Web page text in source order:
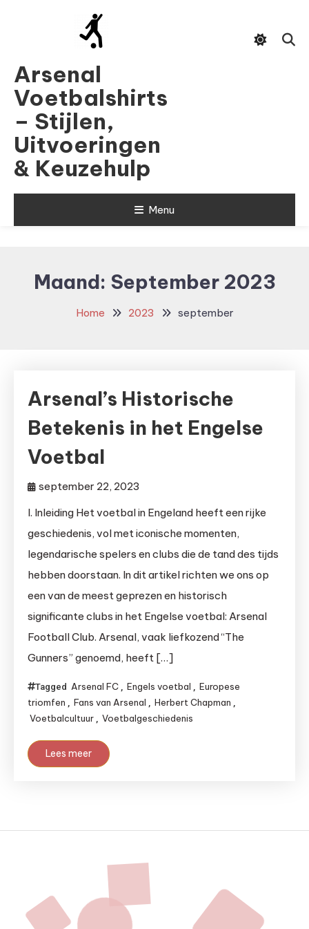
Arsenal
Voetbalshirts
– Stijlen,
Uitvoeringen
& Keuzehulp
Menu
Maand: September 2023
Home 2023 september
Arsenal’s Historische
Betekenis in het Engelse
Voetbal
september 22, 2023
I. Inleiding Het voetbal in Engeland heeft een rijke
geschiedenis, vol met iconische momenten,
legendarische spelers en clubs die de tand des tijds
hebben doorstaan. In dit artikel richten we ons op
een van de meest geprezen en historisch
significante clubs in het Engelse voetbal: Arsenal
Football Club. Arsenal, vaak liefkozend “The
Gunners” genoemd, heeft […]
Tagged Arsenal FC , Engels voetbal , Europese
triomfen , Fans van Arsenal , Herbert Chapman ,
Voetbalcultuur , Voetbalgeschiedenis
Lees meer